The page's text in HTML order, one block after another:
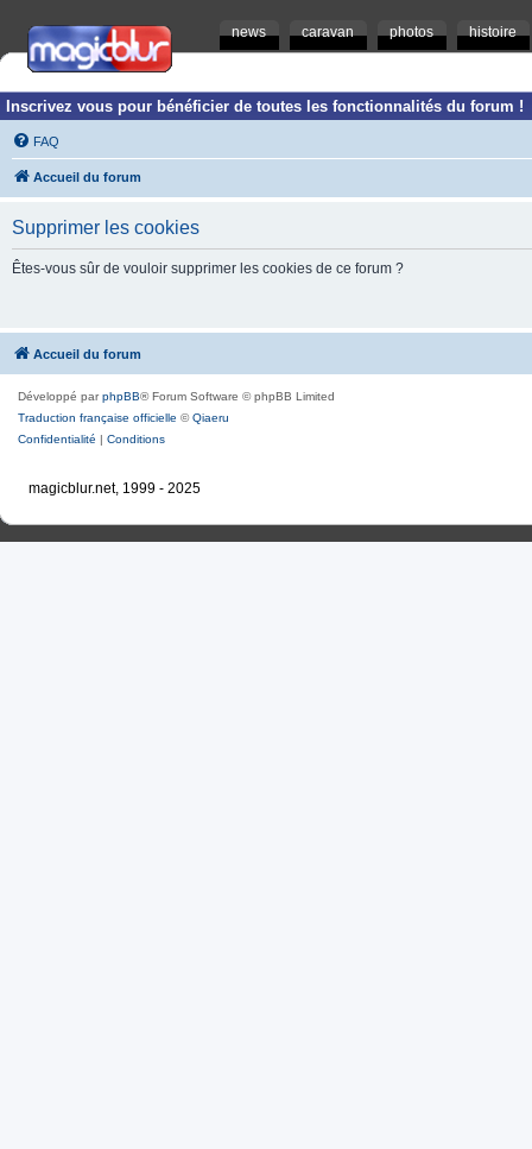
news caravan photos histoire
Inscrivez vous pour bénéficier de toutes les fonctionnalités du forum !
FAQ
Accueil du forum
Supprimer les cookies
Êtes-vous sûr de vouloir supprimer les cookies de ce forum ?
Accueil du forum
Développé parphpBB® Forum Software © phpBB Limited
Traduction française officielle ©Qiaeru
Confidentialité | Conditions
magicblur.net, 1999 - 2025